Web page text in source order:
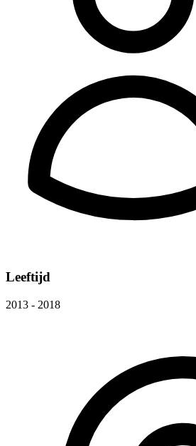
Leeftijd
2013 - 2018